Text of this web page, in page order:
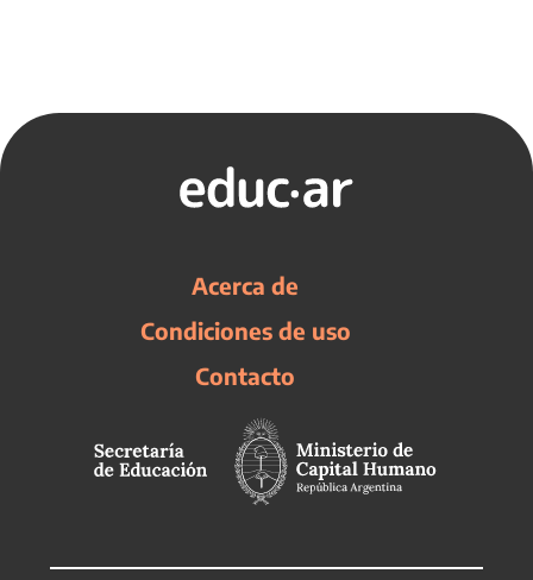
Acerca de
Condiciones de uso
Contacto